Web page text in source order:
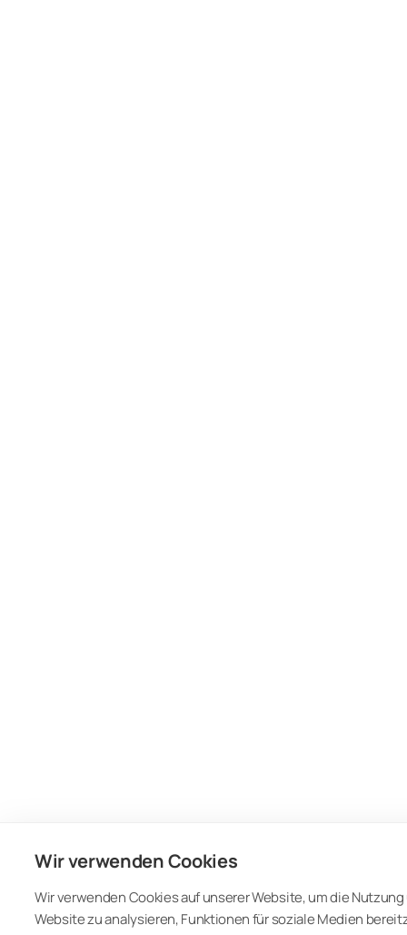
Wir verwenden Cookies
Wir verwenden Cookies auf unserer Website, um die
Website zu analysieren, Funktionen für soziale Medien